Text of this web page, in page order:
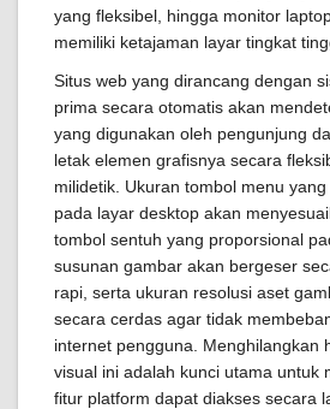
yang fleksibel, hingga monitor
memiliki ketajaman layar tingkat
Situs web yang dirancang dengan
prima secara otomatis akan
yang digunakan oleh pengunjung
letak elemen grafisnya secara
milidetik. Ukuran tombol menu
pada layar desktop akan
tombol sentuh yang proporsional
susunan gambar akan bergeser
rapi, serta ukuran resolusi aset
secara cerdas agar tidak
internet pengguna. Menghilangkan
visual ini adalah kunci utama untuk
fitur platform dapat diakses secara